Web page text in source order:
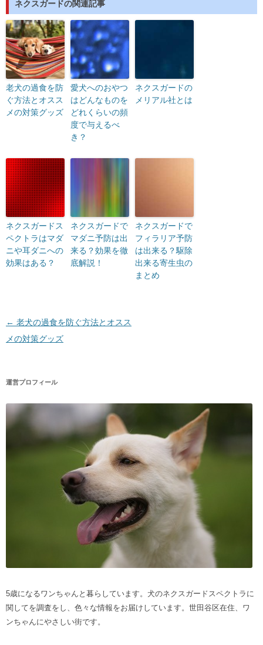
ネクスガードの関連記事
老犬の過食を防
ぐ方法とオスス
メの対策グッズ
愛犬へのおやつ
はどんなものを
どれくらいの頻
度で与えるべ
き？
ネクスガードの
メリアル社とは
ネクスガードス
ペクトラはマダ
ニや耳ダニへの
効果はある？
ネクスガードで
マダニ予防は出
来る？効果を徹
底解説！
ネクスガードで
フィラリア予防
は出来る？駆除
出来る寄生虫の
まとめ
投稿ナビゲーション
← 老犬の過食を防ぐ方法とオスス
メの対策グッズ
運営プロフィール
5歳になるワンちゃんと暮らしています。犬のネクスガードスペクトラに
関してを調査をし、色々な情報をお届けしています。世田谷区在住、ワ
ンちゃんにやさしい街です。